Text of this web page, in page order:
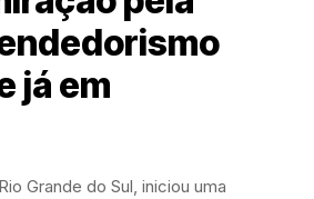
já em
Grande do Sul, iniciou uma